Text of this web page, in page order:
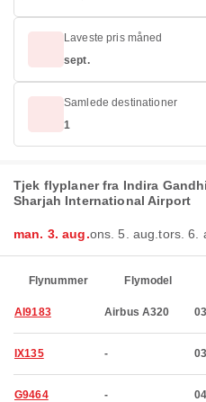
Laveste pris måned
sept.
Samlede destinationer
1
Tjek flyplaner fra Indira
Sharjah International Airport
man. 3. aug.ons. 5. aug.tors. 6.
Flynummer Flymodel
AI9183 Airbus A320
IX135 -
G9464 -